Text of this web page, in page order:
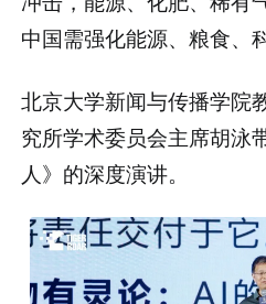
中国需强化能源、粮食、
北京大学新闻与传播学院
究所学术委员会主席胡泳
人》的深度演讲。